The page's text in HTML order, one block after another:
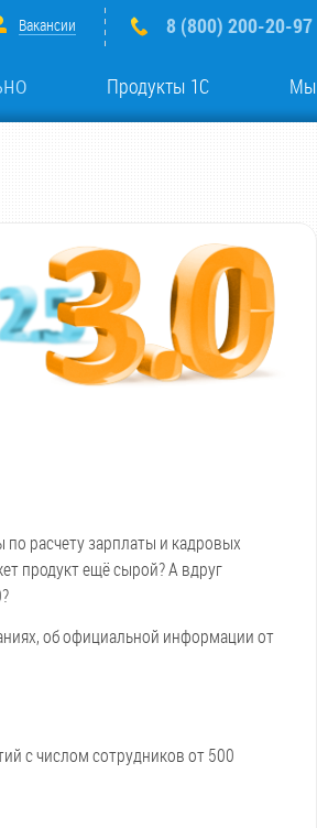
Вакансии 8 (800) 200-20-97
Продукты 1С Мы
расчету зарплаты и кадровых
продукт ещё сырой? А вдруг
об официальной информации от
с числом сотрудников от 500